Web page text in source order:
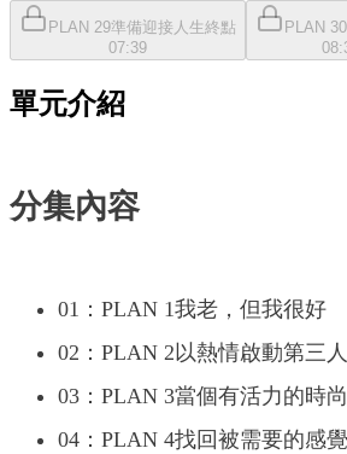
PLAN 29準備迎接人生終點
07:39
PLAN
單元介紹
分集內容
01：PLAN 1我老，但我很好
02：PLAN 2以熱情啟動第三
03：PLAN 3當個有活力的時
04：PLAN 4找回被需要的感覺